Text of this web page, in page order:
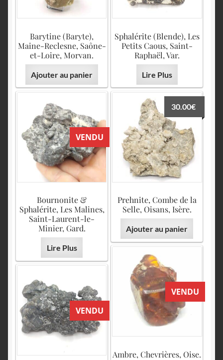
Barytine (Baryte),
Maine-Reclesne, Saône-
et-Loire, Morvan.
Ajouter au panier
Sphalérite (Blende), Les
Petits Caous, Saint-
Raphaël, Var.
Lire Plus
VENDU
Bournonite &
Sphalérite, Les Malines,
Saint-Laurent-le-
Minier, Gard.
Lire Plus
Prehnite, Combe de la
Selle, Oisans, Isère.
30.00€
Ajouter au panier
VENDU
Ambre, Chevrières, Oise.
VENDU